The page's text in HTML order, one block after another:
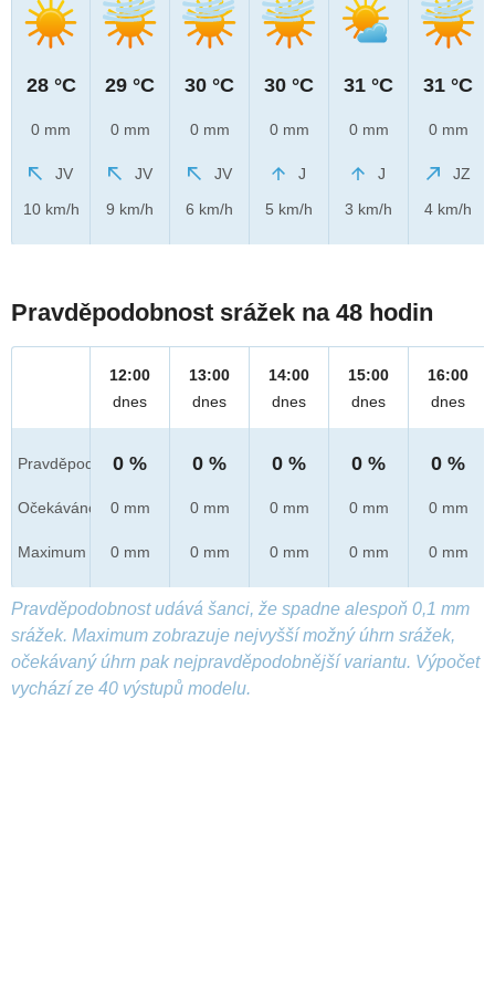
28 °C
0 mm
JV
10 km/h
29 °C
0 mm
JV
9 km/h
30 °C
0 mm
JV
6 km/h
30 °C
0 mm
J
5 km/h
31 °C
0 mm
J
3 km/h
31 °C
0 mm
JZ
4 km/h
Pravděpodobnost srážek na 48 hodin
Pravděpod.
Očekáváno
Maximum
12:00
dnes
0 %
0 mm
0 mm
13:00
dnes
0 %
0 mm
0 mm
14:00
dnes
0 %
0 mm
0 mm
15:00
dnes
0 %
0 mm
0 mm
16:00
dnes
0 %
0 mm
0 mm
Pravděpodobnost udává šanci, že spadne alespoň 0,1 mm
srážek. Maximum zobrazuje nejvyšší možný úhrn srážek,
očekávaný úhrn pak nejpravděpodobnější variantu. Výpočet
vychází ze 40 výstupů modelu.